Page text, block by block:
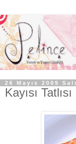
26 Mayıs 2009 Salı
Kayısı Tatlısı